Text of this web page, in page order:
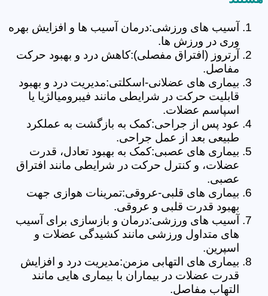
آسیب های ورزشی:درمان آسیب ها و افزایش بهره
وری در ورزش ها.
آرتروز (افتراق مفصلی):کاهش درد و بهبود حرکت
مفاصل.
بیماری های عضلانی-اسکلتی:مدیریت درد و بهبود
قابلیت حرکت در شرایطی مانند فیبرومیالژیا یا
اسپاسم عضلات.
عود پس از جراحی:کمک به بازگشت به عملکرد
طبیعی بعد از عمل جراحی.
بیماری های عصبی:کمک به بهبود تعادل، قدرت
عضلات، و کنترل حرکت در شرایطی مانند افتراق
عصبی.
بیماری های قلبی-عروقی:تمرینات هوازی جهت
بهبود قدرت قلبی و عروقی.
آسیب های ورزشی:درمان و بازسازی برای آسیب
های متداول ورزشی مانند کشیدگی عضلات و
اسپرین.
بیماری های التهابی مزمن:مدیریت درد و افزایش
قدرت عضلات در بیماران با بیماری هایی مانند
التهاب مفاصل.